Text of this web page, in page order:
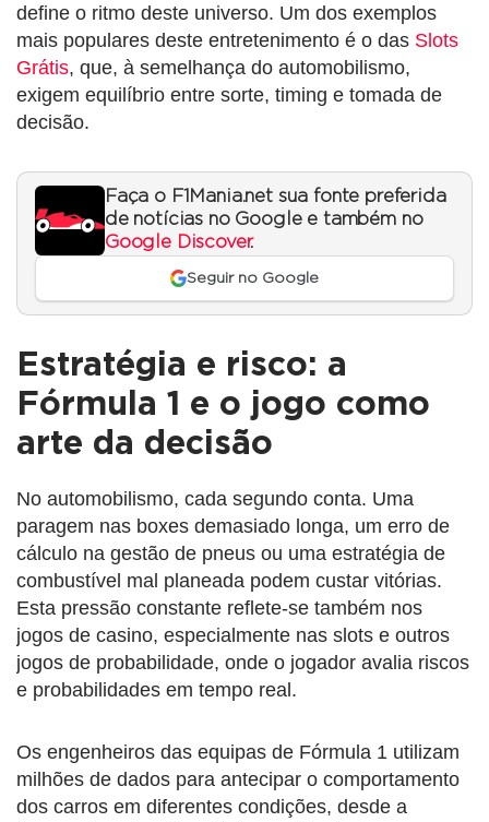
define o ritmo deste universo. Um dos exemplos
mais populares deste entretenimento é o das Slots
Grátis, que, à semelhança do automobilismo,
exigem equilíbrio entre sorte, timing e tomada de
decisão.
Faça o F1Mania.net sua fonte preferida
de notícias no Google e também no
Google Discover.
Seguir no Google
Estratégia e risco: a
Fórmula 1 e o jogo como
arte da decisão
No automobilismo, cada segundo conta. Uma
paragem nas boxes demasiado longa, um erro de
cálculo na gestão de pneus ou uma estratégia de
combustível mal planeada podem custar vitórias.
Esta pressão constante reflete-se também nos
jogos de casino, especialmente nas slots e outros
jogos de probabilidade, onde o jogador avalia riscos
e probabilidades em tempo real.
Os engenheiros das equipas de Fórmula 1 utilizam
milhões de dados para antecipar o comportamento
dos carros em diferentes condições, desde a